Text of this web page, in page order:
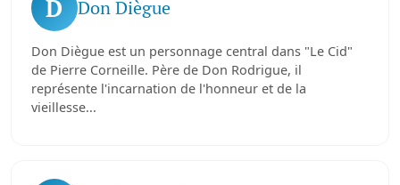
D Don Diègue
Don Diègue est un personnage central dans "Le Cid"
de Pierre Corneille. Père de Don Rodrigue, il
représente l'incarnation de l'honneur et de la
vieillesse...